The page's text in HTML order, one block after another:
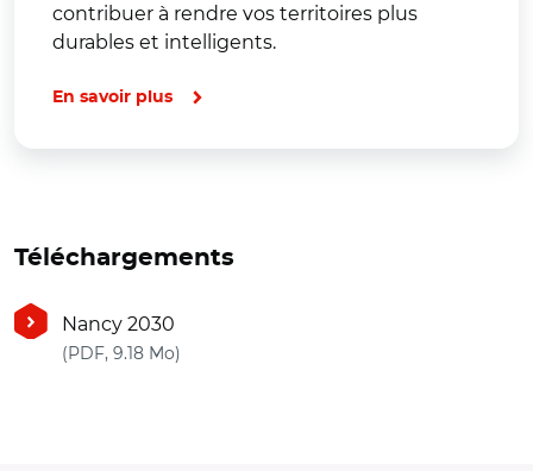
contribuer à rendre vos territoires plus
durables et intelligents.
En savoir plus
Téléchargements
Nancy 2030
(PDF, 9.18 Mo)